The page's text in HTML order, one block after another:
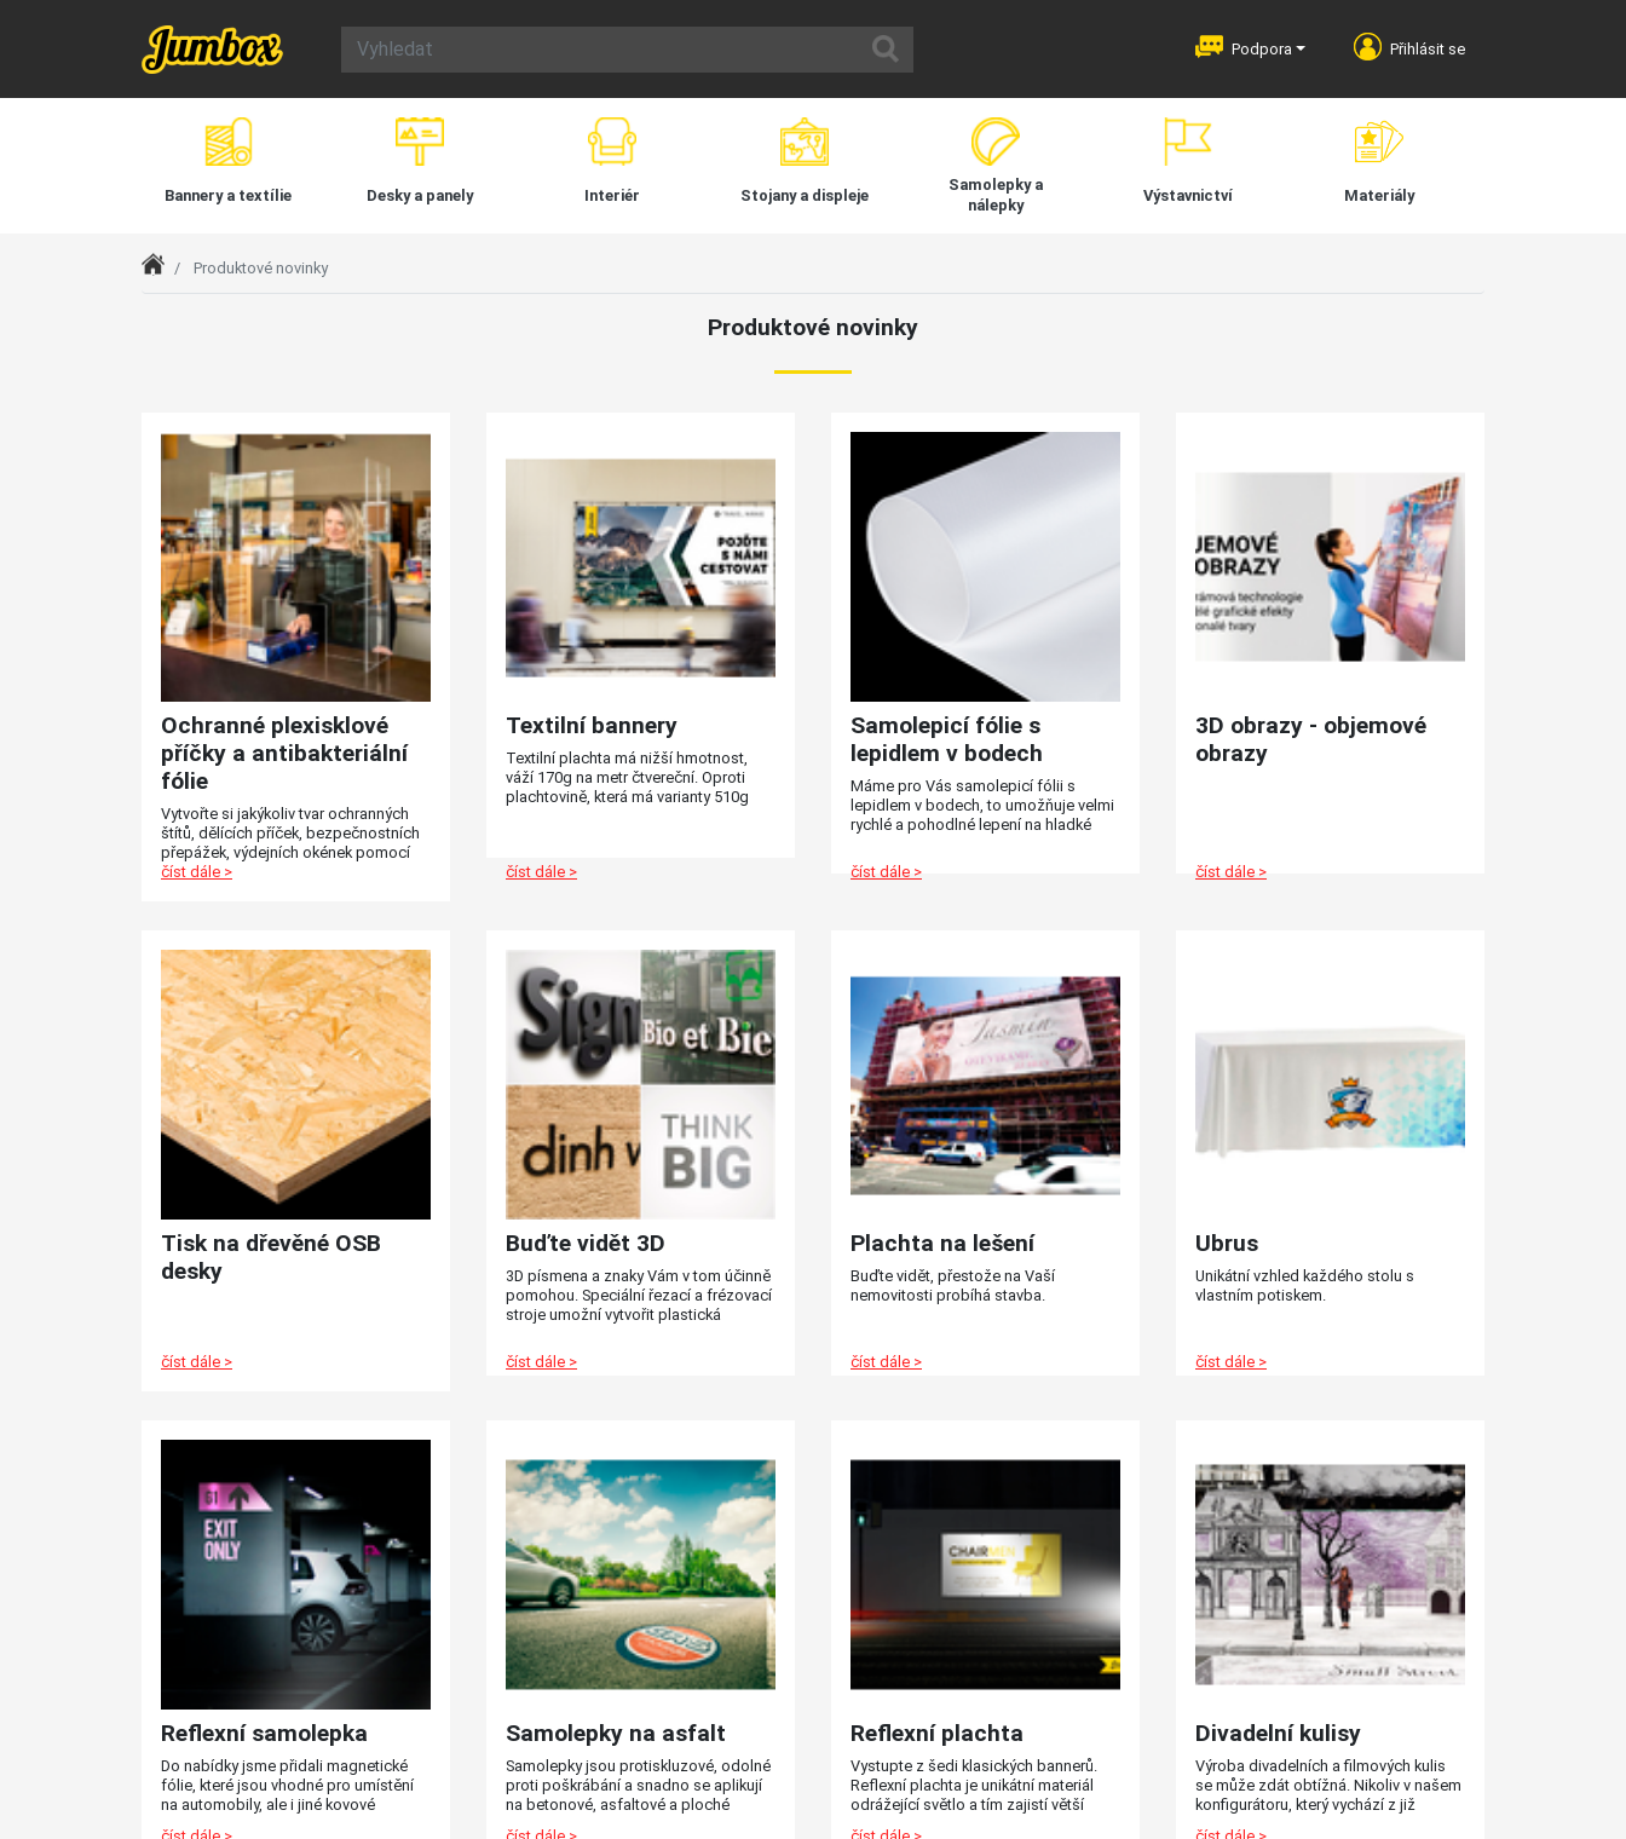
Podpora Přihlásit se
Bannery a textílie Desky a panely Interiér Stojany a displeje
Samolepky a
nálepky
Výstavnictví Materiály
Index Produktové novinky
Produktové novinky
Ochranné plexisklové
příčky a antibakteriální
fólie
Vytvořte si jakýkoliv tvar ochranných
štítů, dělících příček, bezpečnostních
přepážek, výdejních okének pomocí
frézování a tvarového ořezu.
průhledné plastové desky dělící
přepážky, výdejní okénka nebo
ochranné štíty.
číst dále >
Textilní bannery
Textilní plachta má nižší hmotnost,
váží 170g na metr čtvereční. Oproti
plachtovině, která má varianty 510g
číst dále >
Samolepicí fólie s
lepidlem v bodech
Máme pro Vás samolepicí fólii s
lepidlem v bodech, to umožňuje velmi
rychlé a pohodlné lepení na hladké
vytlačovat bubliny z pod samolepky.
číst dále >
3D obrazy - objemové
obrazy
číst dále >
Tisk na dřevěné OSB
desky
číst dále >
Buďte vidět 3D
3D písmena a znaky Vám v tom účinně
pomohou. Speciální řezací a frézovací
stroje umožní vytvořit plastická
druhů materiálů. Vyrobte si tak
dekoraci vstupní haly vaší firmy, nebo
číst dále >
Plachta na lešení
Buďte vidět, přestože na Vaší
nemovitosti probíhá stavba.
číst dále >
Ubrus
Unikátní vzhled každého stolu s
vlastním potiskem.
číst dále >
Reflexní samolepka
Do nabídky jsme přidali magnetické
fólie, které jsou vhodné pro umístění
na automobily, ale i jiné kovové
Samolepky na asfalt
Samolepky jsou protiskluzové, odolné
proti poškrábání a snadno se aplikují
na betonové, asfaltové a ploché
Reflexní plachta
Vystupte z šedi klasických bannerů.
Reflexní plachta je unikátní materiál
odrážející světlo a tím zajistí větší
Divadelní kulisy
Výroba divadelních a filmových kulis
se může zdát obtížná. Nikoliv v našem
konfigurátoru, který vychází z již